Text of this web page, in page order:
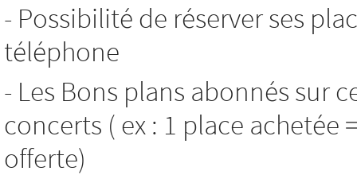
- Possibilité de réserver ses
téléphone
- Les Bons plans abonnés sur
concerts ( ex : 1 place achetée
offerte)